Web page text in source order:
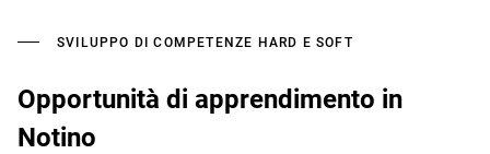
SVILUPPO DI COMPETENZE HARD E SOFT
Opportunità di apprendimento in
Notino